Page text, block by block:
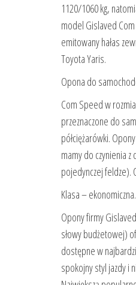
1120/1060 kg,
model Gislaved
emitowany hałas
Toyota Yaris.
Opona do
Com Speed w
przeznaczone do
półciężarówki.
mamy do czynienia
pojedynczej feldze).
Klasa –
Opony firmy
słowy budżetowej)
dostępne w
spokojny styl jazdy i